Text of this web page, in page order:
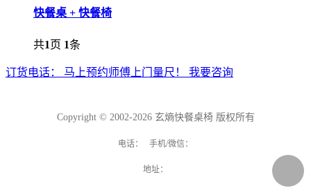
快餐桌 + 快餐椅
共1页 1条
订货电话： 马上预约师傅上门量尺！ 我要咨询
Copyright © 2002-2026 玄熵快餐桌椅 版权所有
电话： 手机/微信：
地址：